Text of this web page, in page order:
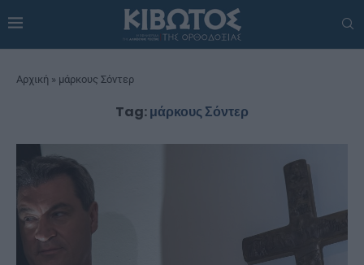
Αρχική » μάρκους Σόντερ
Tag:μάρκους Σόντερ